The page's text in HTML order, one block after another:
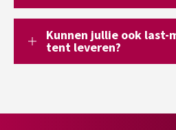
Kunnen jullie ook last-
tent leveren?